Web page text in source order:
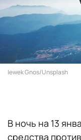
Iewek Gnos/Unsplash
В ночь на 13
средства